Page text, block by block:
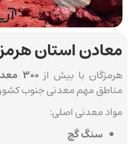
معادن استان
هرمزگان با بیش از ۳۰۰ معدن فعال
مناطق مهم معدنی جنوب
مواد معدنی اصلی:
سنگ گچ